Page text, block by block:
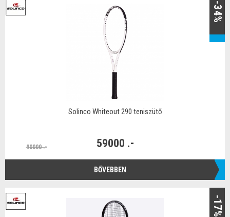
-34%
Solinco Whiteout 290 teniszütő
90000 .- 59000 .-
BŐVEBBEN
-17%